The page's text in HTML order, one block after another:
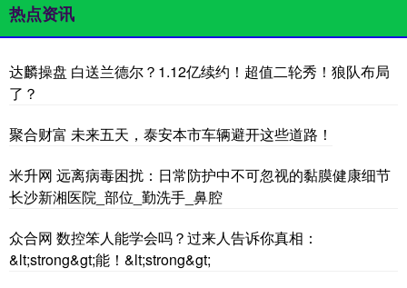
热点资讯
达麟操盘 白送兰德尔？1.12亿续约！超值二轮秀！狼队布局
了？
聚合财富 未来五天，泰安本市车辆避开这些道路！
米升网 远离病毒困扰：日常防护中不可忽视的黏膜健康细节
长沙新湘医院_部位_勤洗手_鼻腔
众合网 数控笨人能学会吗？过来人告诉你真相：
&lt;strong&gt;能！&lt;strong&gt;